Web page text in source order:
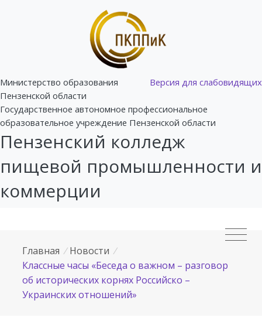
Версия для слабовидящих
Министерство образования
Пензенской области
Государственное автономное профессиональное
образовательное учреждение Пензенской области
Пензенский колледж
пищевой промышленности и
коммерции
Главная / Новости /
Классные часы «Беседа о важном – разговор
об исторических корнях Российско –
Украинских отношений»